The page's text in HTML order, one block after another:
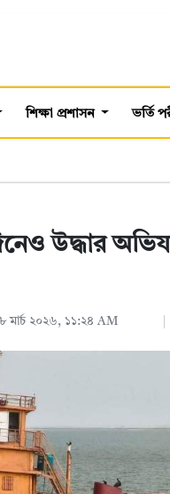
শিক্ষা প্রশাসন ভর্তি
উদ্ধার
মার্চ ২০২৬, ১১:২৪ AM